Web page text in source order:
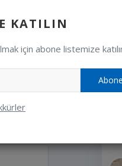
KATILIN
için abone listemize